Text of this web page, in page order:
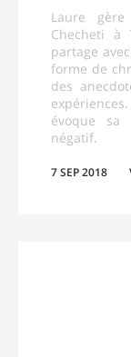
Laure
Checheti à
partage
forme de
des
évoque sa
négatif.
7 SEP 2018